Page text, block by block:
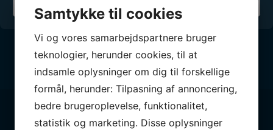
Bliv medlem
Følg med
Samtykke til cookies
Vi og vores samarbejdspartnere bruger
teknologier, herunder cookies, til at
indsamle oplysninger om dig til forskellige
formål, herunder: Tilpasning af annoncering,
bedre brugeroplevelse, funktionalitet,
statistik og marketing. Disse oplysninger